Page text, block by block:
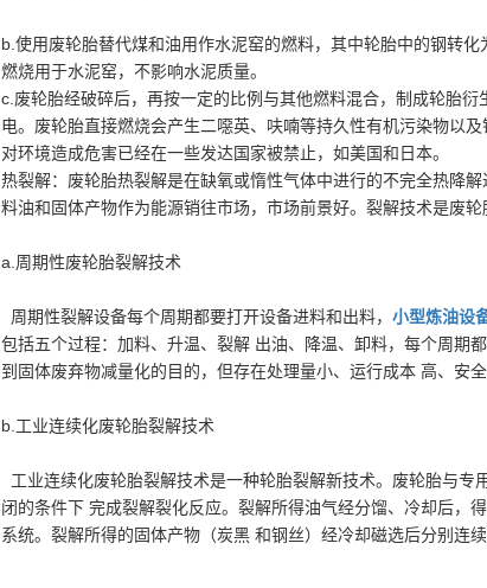
b.使用废轮胎替代煤和油用作水泥窑的燃料，其中轮胎中的钢转
燃烧用于水泥窑，不影响水泥质量。
c.废轮胎经破碎后，再按一定的比例与其他燃料混合，制成轮胎
电。废轮胎直接燃烧会产生二噁英、呋喃等持久性有机污染物以
对环境造成危害已经在一些发达国家被禁止，如美国和日本。
热裂解：废轮胎热裂解是在缺氧或惰性气体中进行的不完全热降
料油和固体产物作为能源销往市场，市场前景好。裂解技术是废
a.周期性废轮胎裂解技术
周期性裂解设备每个周期都要打开设备进料和出料， 小型炼油设
包括五个过程：加料、升温、裂解 出油、降温、卸料，每个周期
到固体废弃物减量化的目的，但存在处理量小、运行成本 高、安
b.工业连续化废轮胎裂解技术
工业连续化废轮胎裂解技术是一种轮胎裂解新技术。废轮胎与
闭的条件下 完成裂解裂化反应。裂解所得油气经分馏、冷却后，
系统。裂解所得的固体产物（炭黑 和钢丝）经冷却磁选后分别连